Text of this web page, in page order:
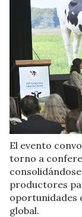
El evento
torno a
productores
oportunidades
global.